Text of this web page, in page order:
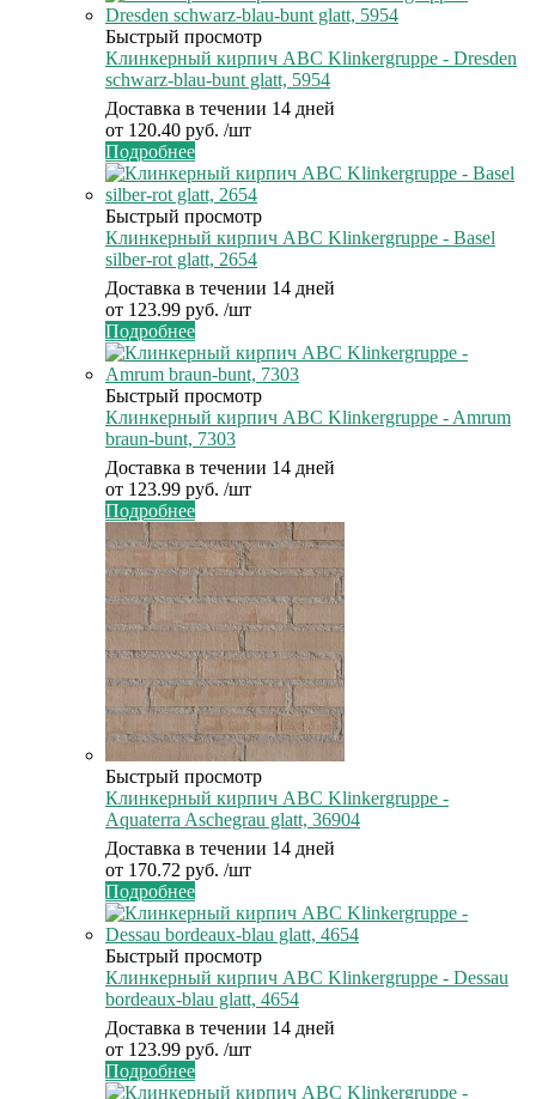
Быстрый просмотр
Клинкерный кирпич ABC Klinkergruppe - Dresden
schwarz-blau-bunt glatt, 5954
Доставка в течении 14 дней
от 120.40 руб. /шт
Подробнее
Быстрый просмотр
Клинкерный кирпич ABC Klinkergruppe - Basel
silber-rot glatt, 2654
Доставка в течении 14 дней
от 123.99 руб. /шт
Подробнее
Быстрый просмотр
Клинкерный кирпич ABC Klinkergruppe - Amrum
braun-bunt, 7303
Доставка в течении 14 дней
от 123.99 руб. /шт
Подробнее
Быстрый просмотр
Клинкерный кирпич ABC Klinkergruppe -
Aquaterra Aschegrau glatt, 36904
Доставка в течении 14 дней
от 170.72 руб. /шт
Подробнее
Быстрый просмотр
Клинкерный кирпич ABC Klinkergruppe - Dessau
bordeaux-blau glatt, 4654
Доставка в течении 14 дней
от 123.99 руб. /шт
Подробнее